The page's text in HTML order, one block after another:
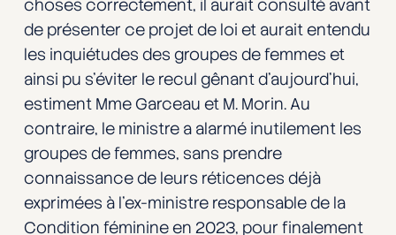
choses correctement, il aurait consulté avant
de présenter ce projet de loi et aurait entendu
les inquiétudes des groupes de femmes et
ainsi pu s’éviter le recul gênant d’aujourd’hui,
estiment Mme Garceau et M. Morin. Au
contraire, le ministre a alarmé inutilement les
groupes de femmes, sans prendre
connaissance de leurs réticences déjà
exprimées à l’ex-ministre responsable de la
Condition féminine en 2023, pour finalement